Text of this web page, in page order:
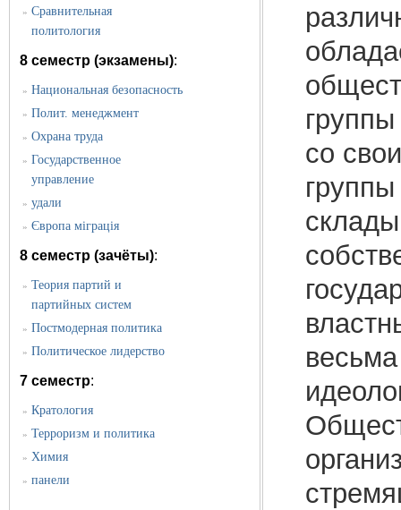
» Сравнительная
политология
8 семестр (экзамены):
» Национальная безопасность
» Полит. менеджмент
» Охрана труда
» Государственное
управление
» удали
» Європа міграція
8 семестр (зачёты):
» Теория партий и
партийных систем
» Постмодерная политика
» Политическое лидерство
7 семестр:
» Кратология
» Терроризм и политика
» Химия
» панели
со